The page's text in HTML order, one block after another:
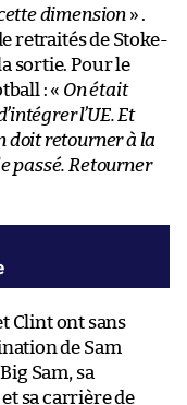
dimension » .
retraités de Stoke-
sortie. Pour le
: « On était
l’UE. Et
doit retourner à la
passé. Retourner
Clint ont sans
de Sam
Sam, sa
sa carrière de